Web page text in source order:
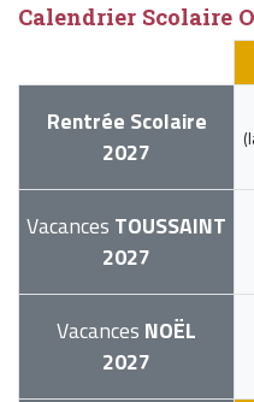
Calendrier Scolaire
Rentrée Scolaire
2027
Vacances TOUSSAINT
2027
Vacances NOËL
2027